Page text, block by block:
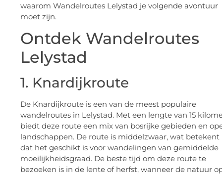
waarom Wandelroutes Lelystad je volgende avontuur
moet zijn.
Ontdek Wandelroutes
Lelystad
1. Knardijkroute
De Knardijkroute is een van de meest populaire
wandelroutes in Lelystad. Met een lengte van 15
biedt deze route een mix van bosrijke gebieden en
landschappen. De route is middelzwaar, wat betekent
dat het geschikt is voor wandelingen van gemiddelde
moeilijkheidsgraad. De beste tijd om deze route te
bezoeken is in de lente of herfst, wanneer de natuur